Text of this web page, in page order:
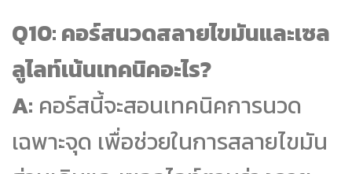
Q10: คอร์สนวดสลายไขมันและเซล
ลูไลท์เน้นเทคนิคอะไร?
A: คอร์สนี้จะสอนเทคนิคการนวด
เฉพาะจุด เพื่อช่วยในการสลายไขมัน